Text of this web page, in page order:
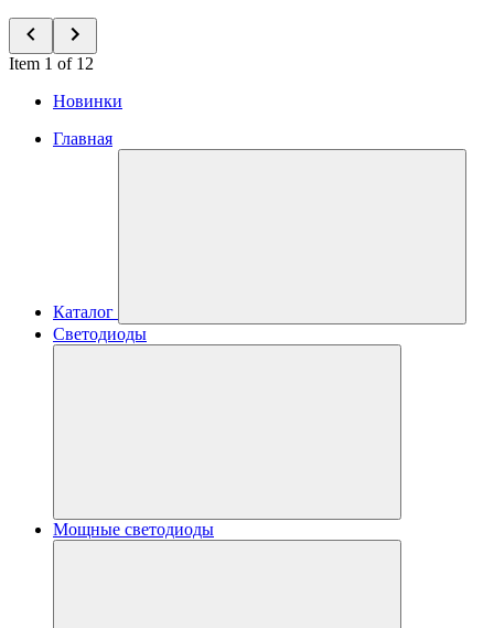
Item 1 of 12
Новинки
Главная
Каталог
Светодиоды
Мощные светодиоды